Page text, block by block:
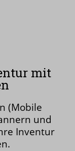
mit
(Mobile
und
Inventur